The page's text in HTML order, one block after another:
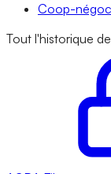
Coop-
Tout l'historique